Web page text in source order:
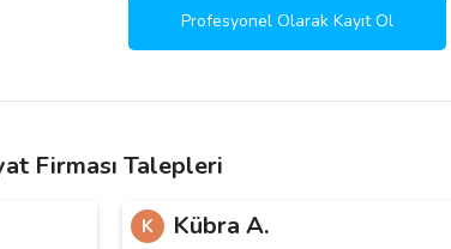
Profesyonel Olarak Kayıt Ol
Firması Talepleri
K Kübra A.